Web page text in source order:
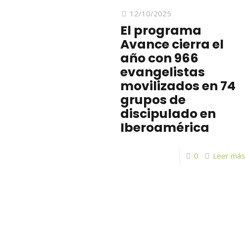
12/10/2025
El programa
Avance cierra el
año con 966
evangelistas
movilizados en 74
grupos de
discipulado en
Iberoamérica
0 Leer más